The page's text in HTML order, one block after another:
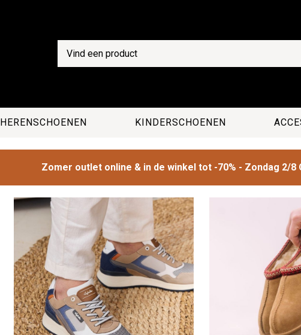
HERENSCHOENEN KINDERSCHOENEN
Zomer outlet online & in de winkel tot -70% - Zondag 2/8